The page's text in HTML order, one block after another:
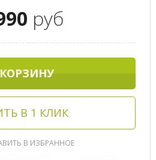
руб
В 1 КЛИК
В ИЗБРАННОЕ